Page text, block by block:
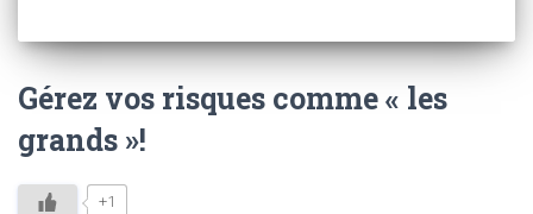
Gérez vos risques comme « les
grands »!
+1